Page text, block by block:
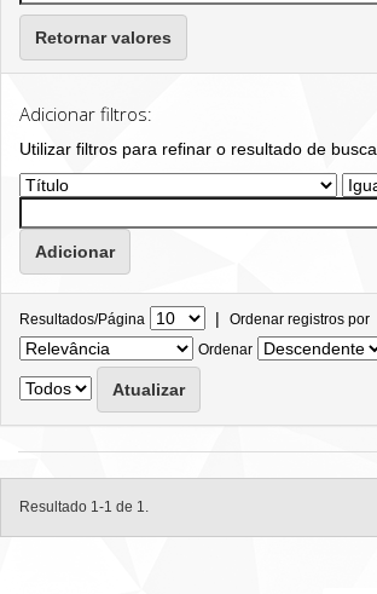
Retornar valores
Adicionar filtros:
Utilizar filtros para refinar o resultado de busca.
Resultados/Página | Ordenar registros por
Ordenar
Resultado 1-1 de 1.